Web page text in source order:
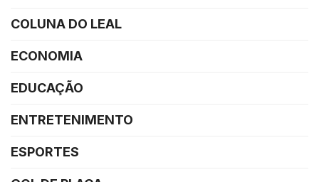
COLUNA DO LEAL
ECONOMIA
EDUCAÇÃO
ENTRETENIMENTO
ESPORTES